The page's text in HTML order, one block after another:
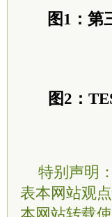
图1：第
图2：
特别声明
表本网站观